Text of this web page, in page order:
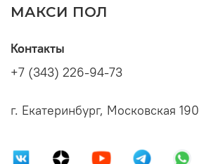
МАКСИ ПОЛ
Контакты
+7 (343) 226-94-73
г. Екатеринбург, Московская 190